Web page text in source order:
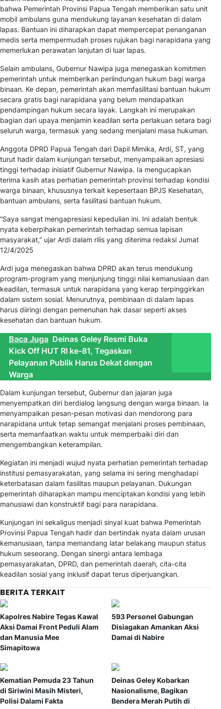
bahwa Pemerintah Provinsi Papua Tengah memberikan satu unit
mobil ambulans guna mendukung layanan kesehatan di dalam
lapas. Bantuan ini diharapkan dapat mempercepat penanganan
medis serta mempermudah proses rujukan bagi narapidana yang
memerlukan perawatan lanjutan di luar lapas.
Selain ambulans, Gubernur Nawipa juga menegaskan komitmen
pemerintah untuk memberikan perlindungan hukum bagi warga
binaan. Ke depan, pemerintah akan memfasilitasi bantuan hukum
secara gratis bagi narapidana yang belum mendapatkan
pendampingan hukum secara layak. Langkah ini merupakan
bagian dari upaya menjamin keadilan serta perlakuan setara bagi
seluruh warga, termasuk yang sedang menjalani masa hukuman.
Anggota DPRD Papua Tengah dari Dapil Mimika, Ardi, ST, yang
turut hadir dalam kunjungan tersebut, menyampaikan apresiasi
tinggi terhadap inisiatif Gubernur Nawipa. Ia mengucapkan
terima kasih atas perhatian pemerintah provinsi terhadap kondisi
warga binaan, khususnya terkait kepesertaan BPJS Kesehatan,
bantuan ambulans, serta fasilitasi bantuan hukum.
“Saya sangat mengapresiasi kepedulian ini. Ini adalah bentuk
nyata keberpihakan pemerintah terhadap semua lapisan
masyarakat,” ujar Ardi dalam rilis yang diterima redaksi Jumat
12/4/2025
Ardi juga menegaskan bahwa DPRD akan terus mendukung
program-program yang menjunjung tinggi nilai kemanusiaan dan
keadilan, termasuk untuk narapidana yang kerap terpinggirkan
dalam sistem sosial. Menurutnya, pembinaan di dalam lapas
harus diiringi dengan pemenuhan hak dasar seperti akses
kesehatan dan bantuan hukum.
Baca Juga Deinas Geley Resmi Buka
Kick Off HUT RI ke-81, Tegaskan
Pelayanan Publik Harus Dekat dengan
Warga
Dalam kunjungan tersebut, Gubernur dan jajaran juga
menyempatkan diri berdialog langsung dengan warga binaan. Ia
menyampaikan pesan-pesan motivasi dan mendorong para
narapidana untuk tetap semangat menjalani proses pembinaan,
serta memanfaatkan waktu untuk memperbaiki diri dan
mengembangkan keterampilan.
Kegiatan ini menjadi wujud nyata perhatian pemerintah terhadap
institusi pemasyarakatan, yang selama ini sering menghadapi
keterbatasan dalam fasilitas maupun pelayanan. Dukungan
pemerintah diharapkan mampu menciptakan kondisi yang lebih
manusiawi dan konstruktif bagi para narapidana.
Kunjungan ini sekaligus menjadi sinyal kuat bahwa Pemerintah
Provinsi Papua Tengah hadir dan bertindak nyata dalam urusan
kemanusiaan, tanpa memandang latar belakang maupun status
hukum seseorang. Dengan sinergi antara lembaga
pemasyarakatan, DPRD, dan pemerintah daerah, cita-cita
keadilan sosial yang inklusif dapat terus diperjuangkan.
BERITA TERKAIT
Kapolres Nabire Tegas Kawal
Aksi Damai Front Peduli Alam
dan Manusia Mee
Simapitowa
593 Personel Gabungan
Disiagakan Amankan Aksi
Damai di Nabire
Kematian Pemuda 23 Tahun
di Siriwini Masih Misteri,
Polisi Dalami Fakta
Deinas Geley Kobarkan
Nasionalisme, Bagikan
Bendera Merah Putih di